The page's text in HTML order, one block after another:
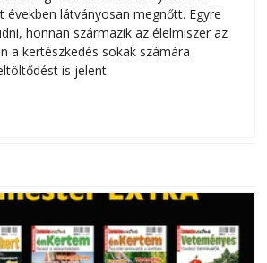
években látványosan megnőtt. Egyre
honnan származik az élelmiszer az
a kertészkedés sokak számára
is jelent.